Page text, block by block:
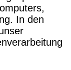
In den